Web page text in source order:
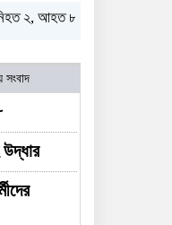
২, আহত ৮ তাড়াশে খাল থেকে
সংবাদ